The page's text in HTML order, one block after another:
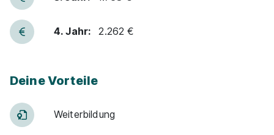
Lehre als Nutzfahrzeugtechniker (m/w/d) mit
4. Jahr: 2.262 €
Deine Vorteile
Weiter­bildung